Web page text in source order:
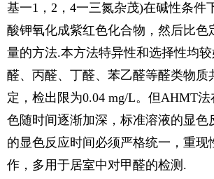
基一1，2，4一三氮杂茂)在碱性条件
酸钾氧化成紫红色化合物，然后比色
量的方法.本方法特异性和选择性均
醛、丙醛、丁醛、苯乙醛等醛类物质
定，检出限为0.04 mg/L。但AHMT
色随时间逐渐加深，标准溶液的显色
的显色反应时间必须严格统一，重现
作，多用于居室中对甲醛的检测.